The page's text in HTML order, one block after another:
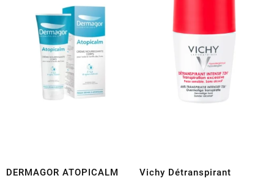
DERMAGOR ATOPICALM
Vichy Détranspirant